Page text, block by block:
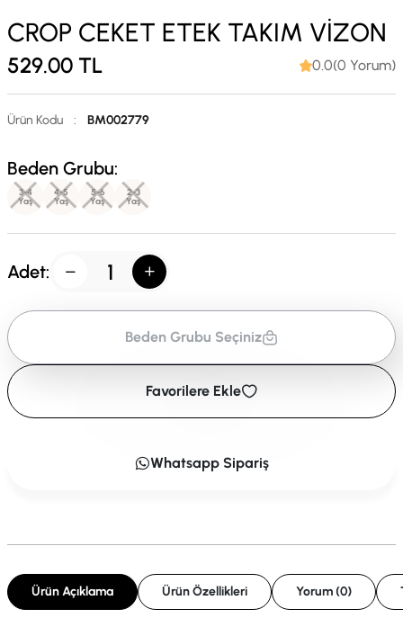
CROP CEKET ETEK TAKIM VİZON
529.00 TL 0.0(0 Yorum)
Ürün Kodu : BM002779
Beden Grubu:
3-4
Yaş
4-5
Yaş
5-6
Yaş
2-3
Yaş
Adet:
Beden Grubu Seçiniz
Favorilere Ekle
Whatsapp Sipariş
Ürün Açıklama Ürün Özellikleri Yorum (0)